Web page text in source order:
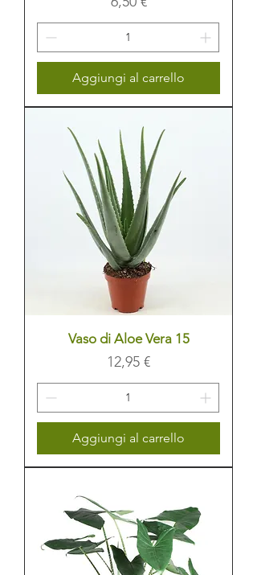
Aggiungi al carrello
Vaso di Aloe Vera 15
Prezzo
12,95 €
Aggiungi al carrello